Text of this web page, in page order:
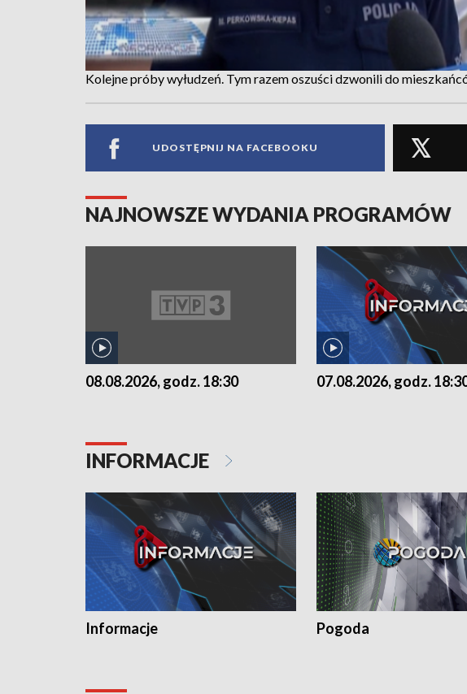
Kolejne próby wyłudzeń. Tym razem oszuści dzwonili do
UDOSTĘPNIJ NA FACEBOOKU
NAJNOWSZE WYDANIA PROGRAMÓW
08.08.2026, godz. 18:30 07.08.2026, godz.
INFORMACJE
Informacje Pogoda